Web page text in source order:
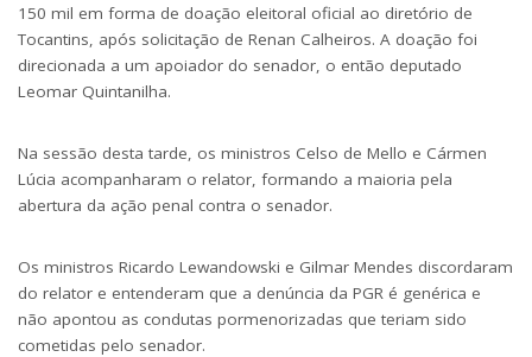
150 mil em forma de doação eleitoral oficial ao diretório de
Tocantins, após solicitação de Renan Calheiros. A doação foi
direcionada a um apoiador do senador, o então deputado
Leomar Quintanilha.
Na sessão desta tarde, os ministros Celso de Mello e Cármen
Lúcia acompanharam o relator, formando a maioria pela
abertura da ação penal contra o senador.
Os ministros Ricardo Lewandowski e Gilmar Mendes discordaram
do relator e entenderam que a denúncia da PGR é genérica e
não apontou as condutas pormenorizadas que teriam sido
cometidas pelo senador.